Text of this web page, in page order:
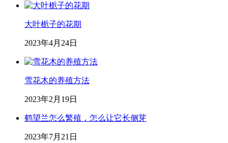
大叶栀子的花期
2023年4月24日
雪花木的养殖方法
2023年2月19日
鹤望兰怎么繁殖，怎么让它长侧芽
2023年7月21日